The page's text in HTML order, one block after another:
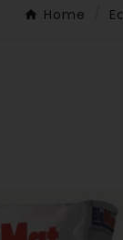
Home